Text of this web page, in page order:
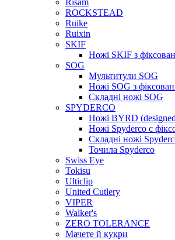
Risam
ROCKSTEAD
Ruike
Ruixin
SKIF
Ножі SKIF з
SOG
Мультитули SOG
Ножі SOG з
Складні ножі SOG
SPYDERCO
Ножі BYRD
Ножі Spyderco c
Складні ножі
Точила Spyderco
Swiss Eye
Tokisu
Ulticlip
United Cutlery
VIPER
Walker's
ZERO TOLERANCE
Мачете й кукри